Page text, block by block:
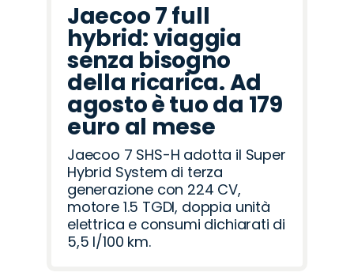
Jaecoo 7 full
hybrid: viaggia
senza bisogno
della ricarica. Ad
agosto è tuo da 179
euro al mese
Jaecoo 7 SHS-H adotta il Super
Hybrid System di terza
generazione con 224 CV,
motore 1.5 TGDI, doppia unità
elettrica e consumi dichiarati di
5,5 l/100 km.